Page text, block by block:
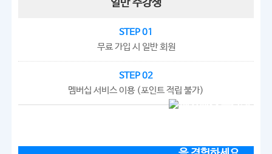
일반 수강생
STEP 01
무료 가입 시 일반 회원
STEP 02
멤버십 서비스 이용 (포인트 적립 불가)